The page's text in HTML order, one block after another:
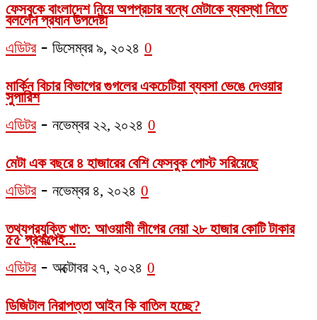
ফেসবুকে বাংলাদেশ নিয়ে অপপ্রচার বন্ধে মেটাকে ব্যবস্থা নিতে
বললেন প্রধান উপদেষ্টা
এডিটর - ডিসেম্বর ৯, ২০২৪ 0
মার্কিন বিচার বিভাগের গুগলের একচেটিয়া ব্যবসা ভেঙে দেওয়ার
সুপারিশ
এডিটর - নভেম্বর ২২, ২০২৪ 0
মেটা এক বছরে ৪ হাজারের বেশি ফেসবুক পোস্ট সরিয়েছে
এডিটর - নভেম্বর ৪, ২০২৪ 0
তথ্যপ্রযুক্তি খাত: আওয়ামী লীগের নেয়া ২৮ হাজার কোটি টাকার
৫৫ প্রকল্পেই...
এডিটর - অক্টোবর ২৭, ২০২৪ 0
ডিজিটাল নিরাপত্তা আইন কি বাতিল হচ্ছে?